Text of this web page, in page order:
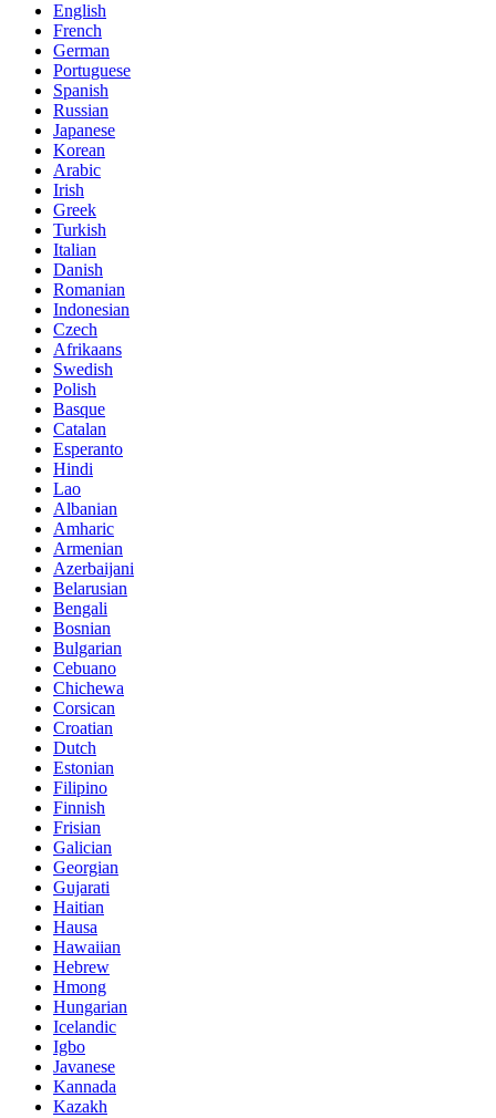
English
French
German
Portuguese
Spanish
Russian
Japanese
Korean
Arabic
Irish
Greek
Turkish
Italian
Danish
Romanian
Indonesian
Czech
Afrikaans
Swedish
Polish
Basque
Catalan
Esperanto
Hindi
Lao
Albanian
Amharic
Armenian
Azerbaijani
Belarusian
Bengali
Bosnian
Bulgarian
Cebuano
Chichewa
Corsican
Croatian
Dutch
Estonian
Filipino
Finnish
Frisian
Galician
Georgian
Gujarati
Haitian
Hausa
Hawaiian
Hebrew
Hmong
Hungarian
Icelandic
Igbo
Javanese
Kannada
Kazakh